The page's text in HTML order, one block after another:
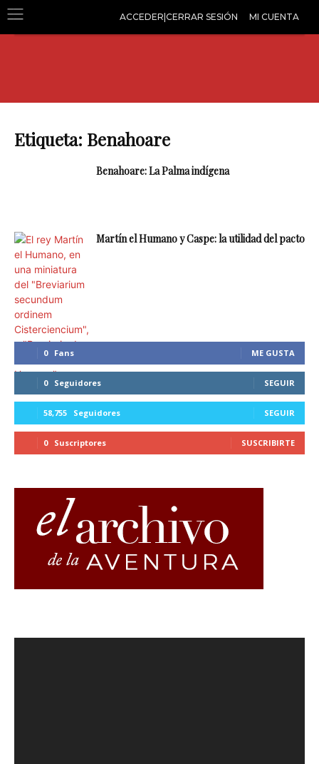
ACCEDER|CERRAR SESIÓN MI CUENTA
Etiqueta: Benahoare
Benahoare: La Palma indígena
Martín el Humano y Caspe: la utilidad del pacto
0 Fans ME GUSTA
0 Seguidores SEGUIR
58,755 Seguidores SEGUIR
0 Suscriptores SUSCRIBIRTE